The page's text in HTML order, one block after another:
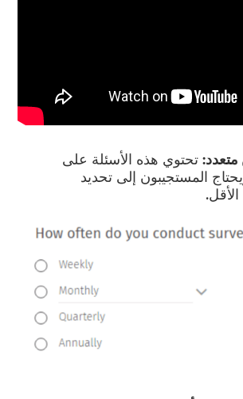
متعدد: تحتوي هذه الأسئلة على
المستجيبون إلى تحديد